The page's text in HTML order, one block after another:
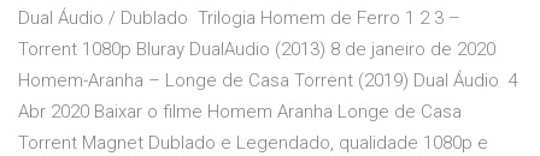
Dual Áudio / Dublado Trilogia Homem de Ferro 1 2 3 –
Torrent 1080p Bluray DualAudio (2013) 8 de janeiro de 2020
Homem-Aranha – Longe de Casa Torrent (2019) Dual Áudio 4
Abr 2020 Baixar o filme Homem Aranha Longe de Casa
Torrent Magnet Dublado e Legendado, qualidade 1080p e